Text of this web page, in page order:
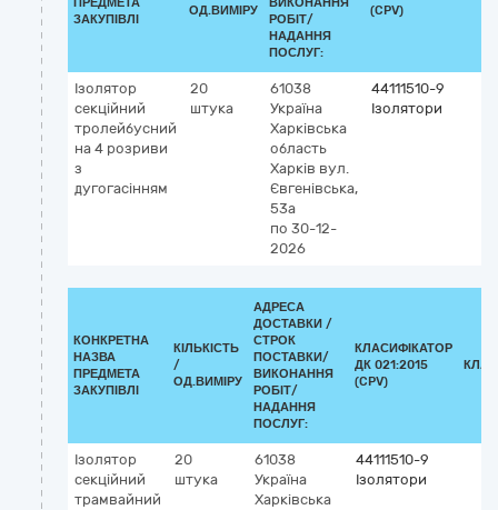
ЗАКУПІВЛІ
ОД.ВИМІРУ
РОБІТ/
НАДАННЯ
ПОСЛУГ:
(CPV)
Ізолятор
секційний
тролейбусний
на 4 розриви
з
дугогасінням
20
штука
61038
Україна
Харківська
область
Харків вул.
Євгенівська,
53а
по 30-12-
2026
44111510-9
Ізолятори
КОНКРЕТНА
НАЗВА
ПРЕДМЕТА
ЗАКУПІВЛІ
КІЛЬКІСТЬ
/
ОД.ВИМІРУ
АДРЕСА
ДОСТАВКИ /
СТРОК
ПОСТАВКИ/
ВИКОНАННЯ
РОБІТ/
НАДАННЯ
ПОСЛУГ:
КЛАСИФІКАТОР
ДК 021:2015
(CPV)
Ізолятор
секційний
трамвайний
20
штука
61038
Україна
Харківська
44111510-9
Ізолятори